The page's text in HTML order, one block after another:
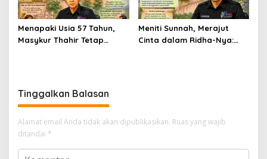
Menapaki Usia 57 Tahun,
Masykur Thahir Tetap
Meniti Sunnah, Merajut
Cinta dalam Ridha-Nya:
Tinggalkan Balasan
Alamat email Anda tidak akan dipublikasikan. Ruas yang wajib
ditandai *